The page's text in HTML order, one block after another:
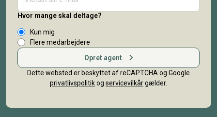
Hvor mange skal deltage?
Kun mig
Flere medarbejdere
Opret agent
Dette websted er beskyttet af reCAPTCHA og Google
privatlivspolitikog servicevilkårgælder.